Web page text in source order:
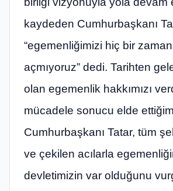
kaydeden Cumhurbaşkanı
“egemenliğimizi hiç bir
açmıyoruz” dedi. Tarihten
olan egemenlik hakkımızı
mücadele sonucu elde
Cumhurbaşkanı Tatar, tüm
ve çekilen acılarla
devletimizin var olduğunu